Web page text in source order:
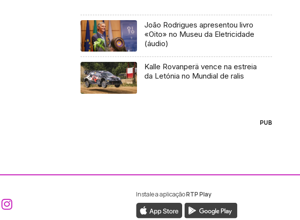
João Rodrigues apresentou livro
«Oito» no Museu da Eletricidade
(áudio)
Kalle Rovanperä vence na estreia
da Letónia no Mundial de ralis
PUB
Aceder ao Facebook da RTP Madeira
Aceder ao Instagram da RTP Madeira
Instale a aplicaçãoRTP Play